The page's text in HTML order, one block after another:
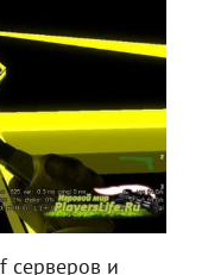
серверов и